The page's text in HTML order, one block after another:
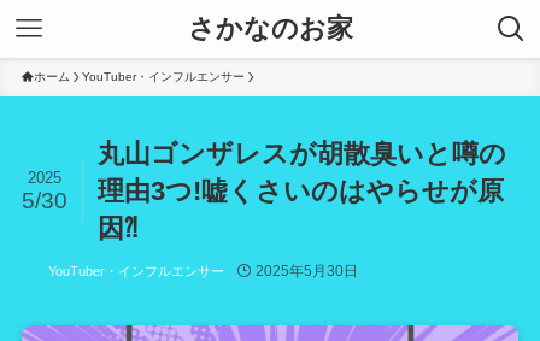
さかなのお家
ホーム YouTuber・インフルエンサー
丸山ゴンザレスが胡散臭いと噂の
理由3つ!嘘くさいのはやらせが原
因⁈
2025
5/30
YouTuber・インフルエンサー 2025年5月30日